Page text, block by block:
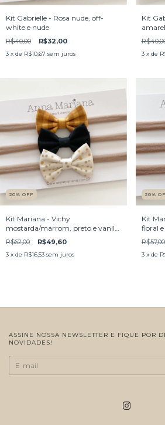
Kit Gabrielle - Rosa nude, off-
white e nude
R$40,00 R$32,00
3 x de R$10,67 sem juros
Kit
3 x de
20% OFF
Kit Mariana - Vichy
mostarda/marrom, preto e vanilla
poá
R$62,00 R$49,60
3 x de R$16,53 sem juros
20%
Kit
floral
R$57,00
3 x de
ASSINE NOSSA NEWSLETTER E FIQUE POR
NOVIDADES!